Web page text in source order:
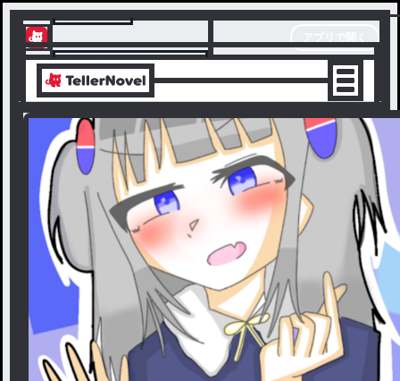
テラーノベル
アプリでサクサク楽しめる